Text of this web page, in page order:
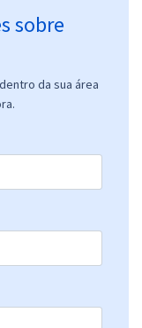
sobre
da sua área